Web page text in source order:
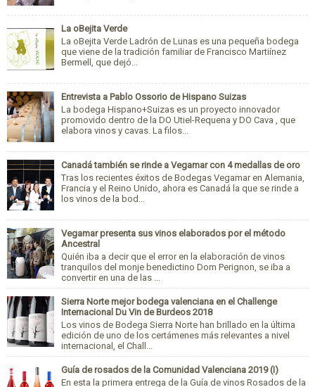
La oBejita Verde
La oBejita Verde Ladrón de Lunas es una pequeña bodega
que viene de la tradición familiar de Francisco Martiínez
Bermell, que dejó...
Entrevista a Pablo Ossorio de Hispano Suizas
La bodega Hispano+Suizas es un proyecto innovador
promovido dentro de la DO Utiel-Requena y DO Cava , que
elabora vinos y cavas. La filos...
Canadá también se rinde a Vegamar con 4 medallas de oro
Tras los recientes éxitos de Bodegas Vegamar en Alemania,
Francia y el Reino Unido, ahora es Canadá la que se rinde a
los vinos de la bod...
Vegamar presenta sus vinos elaborados por el método
Ancestral
Quién iba a decir que el error en la elaboración de vinos
tranquilos del monje benedictino Dom Perignon, se iba a
convertir en una de las ...
Sierra Norte mejor bodega valenciana en el Challenge
Internacional Du Vin de Burdeos 2018
Los vinos de Bodega Sierra Norte han brillado en la última
edición de uno de los certámenes más relevantes a nivel
internacional, el Chall...
Guía de rosados de la Comunidad Valenciana 2019 (I)
En esta la primera entrega de la Guía de vinos Rosados de la